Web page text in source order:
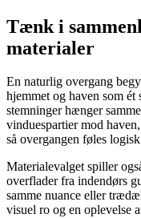
Tænk i
materialer
En naturlig overgang
hjemmet og haven som
stemninger hænger
vinduespartier mod
så overgangen føles
Materialevalget spiller
overflader fra indendørs
samme nuance eller
visuel ro og en oplevelse